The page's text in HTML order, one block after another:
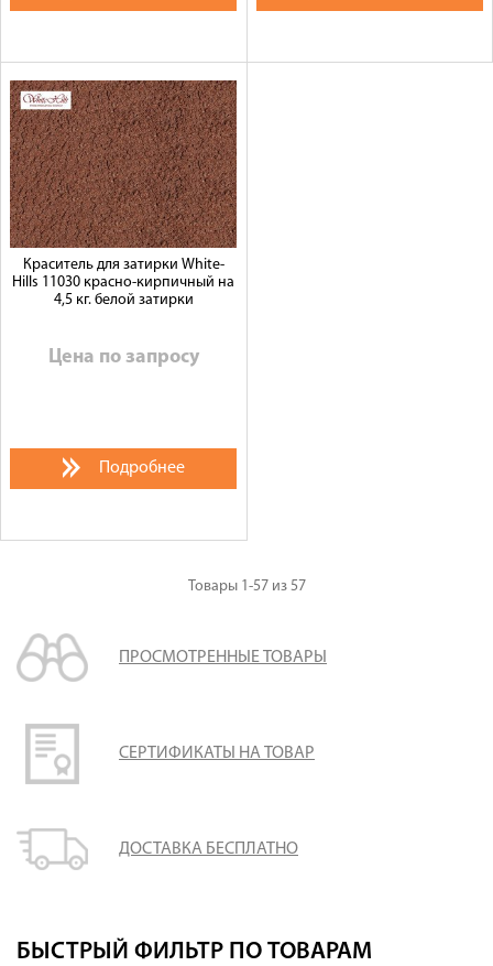
Краситель для затирки White-
Hills 11030 красно-кирпичный на
4,5 кг. белой затирки
Цена по запросу
Подробнее
Товары 1-57из 57
ПРОСМОТРЕННЫЕ ТОВАРЫ
СЕРТИФИКАТЫ НА ТОВАР
ДОСТАВКА БЕСПЛАТНО
БЫСТРЫЙ ФИЛЬТР ПО ТОВАРАМ